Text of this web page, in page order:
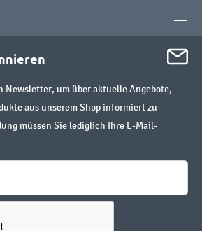
Newsletter, um über aktuelle Angebote,
aus unserem Shop informiert zu
müssen Sie lediglich Ihre E-Mail-